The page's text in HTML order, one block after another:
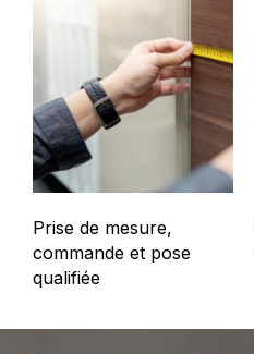
Prise de mesure,
commande et pose
qualifiée